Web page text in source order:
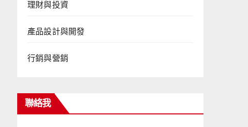
理財與投資
產品設計與開發
行銷與營銷
聯絡我